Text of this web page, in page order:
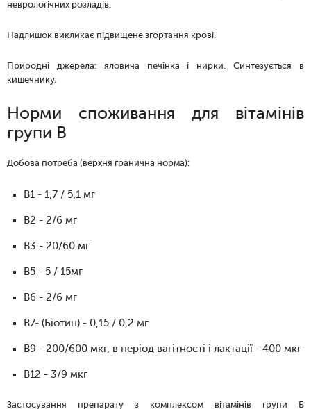
неврологічних розладів.
Надлишок викликає підвищене згортання крові.
Природні джерела: яловича печінка і нирки. Синтезується в
кишечнику.
Норми споживання для вітамінів
групи B
Добова потреба (верхня гранична норма):
В1 - 1,7 / 5,1 мг
В2 - 2/6 мг
В3 - 20/60 мг
В5 - 5 / 15мг
В6 - 2/6 мг
В7- (Біотин) - 0,15 / 0,2 мг
В9 - 200/600 мкг, в період вагітності і лактації - 400 мкг
В12 - 3/9 мкг
Застосування препарату з комплексом вітамінів групи Б